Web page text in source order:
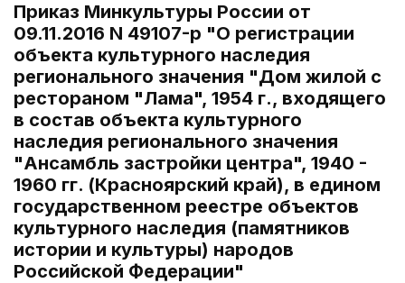
Приказ Минкультуры России от
09.11.2016 N 49107-р "О регистрации
объекта культурного наследия
регионального значения "Дом жилой с
рестораном "Лама", 1954 г., входящего
в состав объекта культурного
наследия регионального значения
"Ансамбль застройки центра", 1940 -
1960 гг. (Красноярский край), в едином
государственном реестре объектов
культурного наследия (памятников
истории и культуры) народов
Российской Федерации"